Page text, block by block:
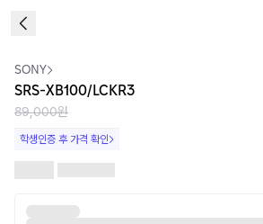
SONY
SRS-XB100/LCKR3
89,000원
학생인증 후 가격 확인